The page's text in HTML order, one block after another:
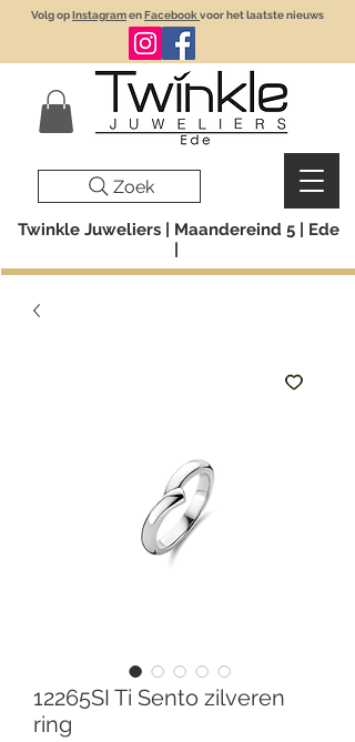
Twinkle Juweliers | Maandereind 5 | Ede
Volg opInstagramenFacebook voor het laatste nieuws
Zoek
12265SI Ti Sento zilveren
ring